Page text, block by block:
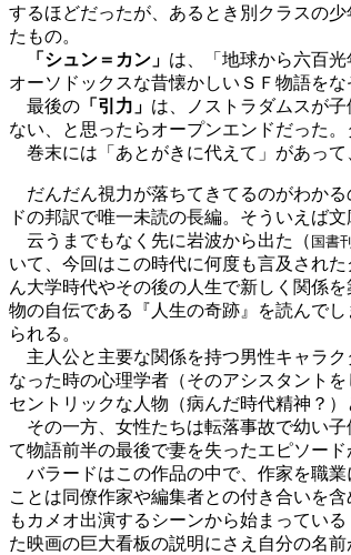
するほどだったが、あるとき別クラスの
たもの。
「シュン＝カン」 は、「地球から六百
オーソドックスな昔懐かしいＳＦ物語をな
最後の 「引力」 は、ノストラダムスが
ない、と思ったらオープンエンドだった
巻末には「あとがきに代えて」があって
だんだん視力が落ちてきてるのがわかる
ドの邦訳で唯一未読の長編。そういえば
云うまでもなく先に岩波から出た（ 国書
いて、今回はこの時代に何度も言及され
ん大学時代やその後の人生で新しく関係
物の自伝である『人生の奇跡』を読んで
られる。
主人公と主要な関係を持つ男性キャラク
なった時の心理学者（そのアシスタント
セントリックな人物（病んだ時代精神？）
その一方、女性たちは転落事故で幼い子
て物語前半の最後で妻を失ったエピソー
バラードはこの作品の中で、作家を職業
ことは同僚作家や編集者との付き合いを
もカメオ出演するシーンから始まってい
た映画の巨大看板の説明にさえ自分の名